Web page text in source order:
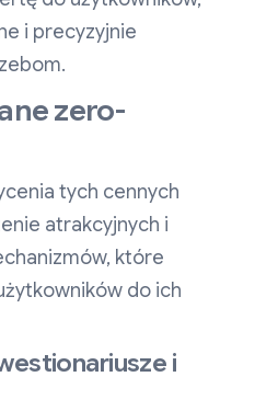
i precyzyjnie
zero-
tych cennych
atrakcyjnych i
które
do ich
i